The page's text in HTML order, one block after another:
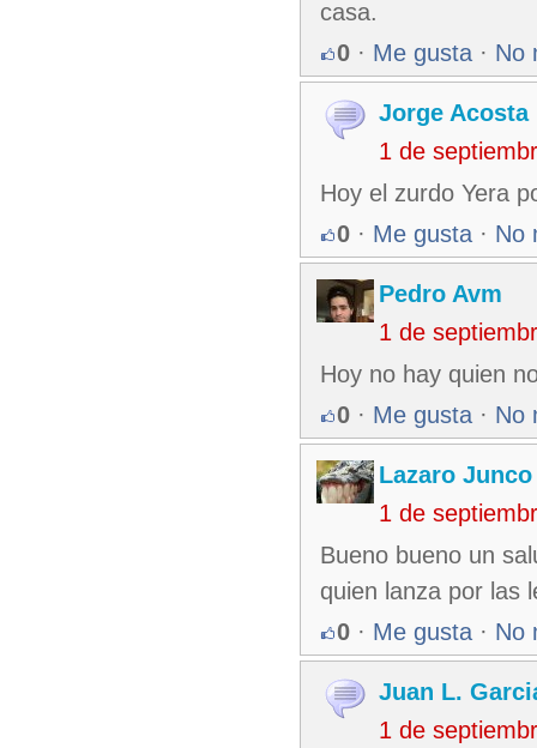
casa.
0 · Me gusta · No
Jorge Acosta
1 de
Hoy el zurdo Yera
0 · Me gusta · No
Pedro Avm
1 de
Hoy no hay quien
0 · Me gusta · No
Lazaro Junco
1 de
Bueno bueno un
quien lanza por las
0 · Me gusta · No
Juan L.
1 de